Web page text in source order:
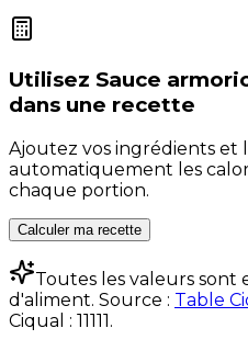
Utilisez Sauce
dans une recette
Ajoutez vos ingrédients et
automatiquement les
chaque portion.
Calculer ma recette
Toutes les valeurs sont
d'aliment. Source : Table
Ciqual : 11111.